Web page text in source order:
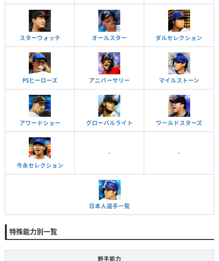
スターウォッチ オールスター ダルセレクション
PSヒーローズ アニバーサリー マイルストーン
アワードショー グローバルライト ワールドスターズ
今永セレクション
- -
日本人選手一覧
特殊能力別一覧
野手能力